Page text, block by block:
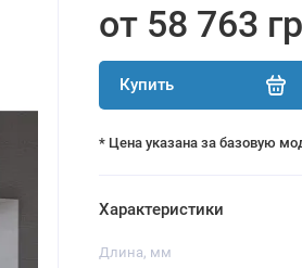
от 58 763
Купить
* Цена указана за базовую
Характеристики
Длина, мм